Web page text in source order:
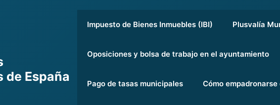
España
Impuesto de Bienes Inmuebles (IBI) Plusvalía
Oposiciones y bolsa de trabajo en el ayuntamiento
Pago de tasas municipales Cómo